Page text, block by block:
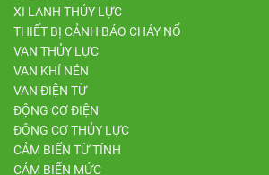
XI LANH THỦY LỰC
THIẾT BỊ CẢNH BÁO CHÁY NỔ
VAN THỦY LỰC
VAN KHÍ NÉN
VAN ĐIỆN TỪ
ĐỘNG CƠ ĐIỆN
ĐỘNG CƠ THỦY LỰC
CẢM BIẾN TỪ TÍNH
CẢM BIẾN MỨC